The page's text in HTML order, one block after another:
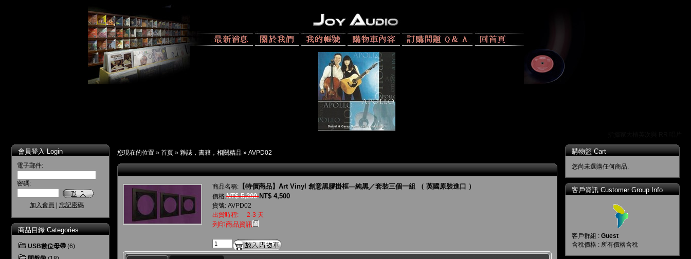
會員登入 Login
電子郵件:
密碼:
加入會員 忘記密碼
商品目錄 Categories
USB數位母帶 (6)
您現在的位置 » 首頁 » 雜誌，書籍，相關精品 » AVPD02
商品名稱: 【特價商品】Art Vinyl 創意黑膠掛框—純黑／套裝三個一組 （ 英國原裝進口 ）
價格:NT$ 5,200NT$ 4,500
貨號: AVPD02
出貨時程:
2-3 天
列印商品資訊
購物籃 Cart
您尚未選購任何商品.
客戶資訊 Customer Group Info
客戶群組 : Guest
含稅價格 : 所有價格含稅